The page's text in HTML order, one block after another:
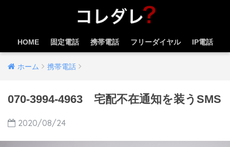
HOME 固定電話 携帯電話 フリーダイヤル IP電話
ホーム 携帯電話
070-3994-4963 宅配不在通知を装うSMS
2020/08/24